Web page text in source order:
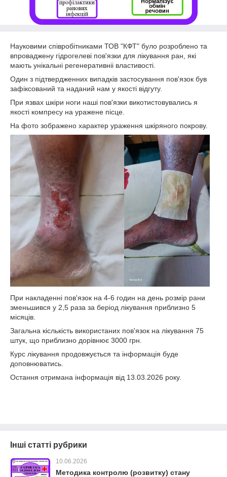
Науковими співробітниками ТОВ "КФТ" було розроблено та
впроваджену гідрогелеві пов'язки для лікування ран, які
мають унікальні регенеративніі властивості.
Один з підтвердженних випадків застосування пов'язок був
зафіксований та наданий нам у якості відгуту.
При язвах шкіри ноги наші пов'язки викотистовувались я
якості компресу на уражене пісце.
На фото зображено характер ураження шкіряного покрову.
При накладенні пов'язок на 4-6 годин на день розмір рани
зменьшився у 2,5 раза за беріод лікування приблизно 5
місяців.
Загальна кіслькість використаних пов'язок на лікування 75
штук, що приблизно дорівнює 3000 грн.
Курс лікування продовжується та інформація буде
доповнюватись.
Остання отримана інформація від 13.03.2026 року.
Інші статті рубрики
10.06.2026
Методика контролю (розвитку) стану